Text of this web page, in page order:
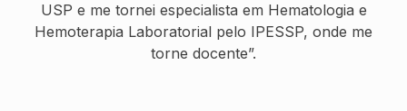
USP e me tornei especialista em Hematologia e
Hemoterapia Laboratorial pelo IPESSP, onde me
torne docente”.